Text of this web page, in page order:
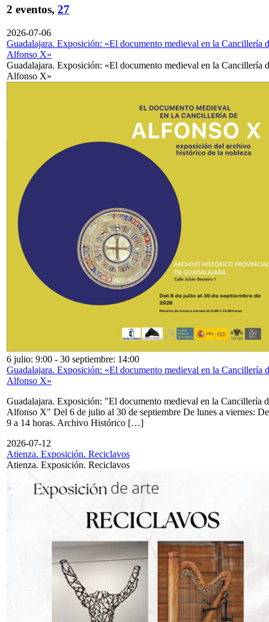
2 eventos, 27
2026-07-06
Guadalajara. Exposición: «El documento medieval en la Cancillería
Alfonso X»
Guadalajara. Exposición: «El documento medieval en la Cancillería
Alfonso X»
6 julio: 9:00 - 30 septiembre: 14:00
Guadalajara. Exposición: «El documento medieval en la Cancillería
Alfonso X»
Guadalajara. Exposición: "El documento medieval en la Cancillería
Alfonso X" Del 6 de julio al 30 de septiembre De lunes a viernes: De
9 a 14 horas. Archivo Histórico […]
2026-07-12
Atienza. Exposición. Reciclavos
Atienza. Exposición. Reciclavos